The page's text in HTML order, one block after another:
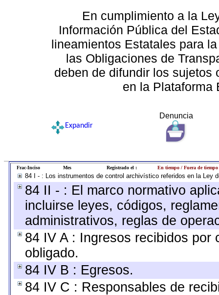
En cumplimiento a la
Información Pública del
lineamientos Estatales para
las Obligaciones de
deben de difundir los sujetos
en la Plataforma
Denuncia
Expandir
Frac-Inciso Mes Registrado el : En tiempo / Fuera de tiempo
84 I - : Los instrumentos de control archivístico referidos en la Ley
84 II - : El marco normativo
incluirse leyes, códigos,
administrativos, reglas de
84 IV A : Ingresos recibidos por
obligado.
84 IV B : Egresos.
84 IV C : Responsables de